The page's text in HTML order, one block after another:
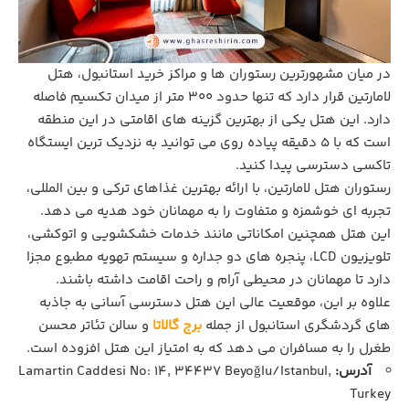
در میان مشهورترین رستوران‌ ها و مراکز خرید استانبول، هتل
لامارتین قرار دارد که تنها حدود 300 متر از میدان تکسیم فاصله
دارد. این هتل یکی از بهترین گزینه‌ های اقامتی در این منطقه
است که با 5 دقیقه پیاده ‌روی می ‌توانید به نزدیک ‌ترین ایستگاه
تاکسی دسترسی پیدا کنید.
رستوران هتل لامارتین، با ارائه بهترین غذاهای ترکی و بین‌ المللی،
تجربه ‌ای خوشمزه و متفاوت را به مهمانان خود هدیه می دهد.
این هتل همچنین امکاناتی مانند خدمات خشکشویی و اتوکشی،
تلویزیون LCD، پنجره ‌های دو جداره و سیستم تهویه مطبوع مجزا
دارد تا مهمانان در محیطی آرام و راحت اقامت داشته باشند.
علاوه بر این، موقعیت عالی این هتل دسترسی آسانی به جاذبه‌
های گردشگری استانبول از جمله برج گالاتا و سالن تئاتر محسن
طغرل را به مسافران می دهد که به امتیاز این هتل افزوده است.
آدرس: Lamartin Caddesi No: 14, 34437 Beyoğlu/Istanbul,
Turkey